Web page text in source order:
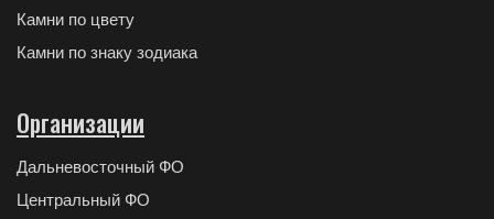
Камни по цвету
Камни по знаку зодиака
Организации
Дальневосточный ФО
Центральный ФО